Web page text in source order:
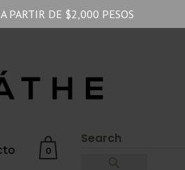
PARTIR DE $2,000 PESOS
0